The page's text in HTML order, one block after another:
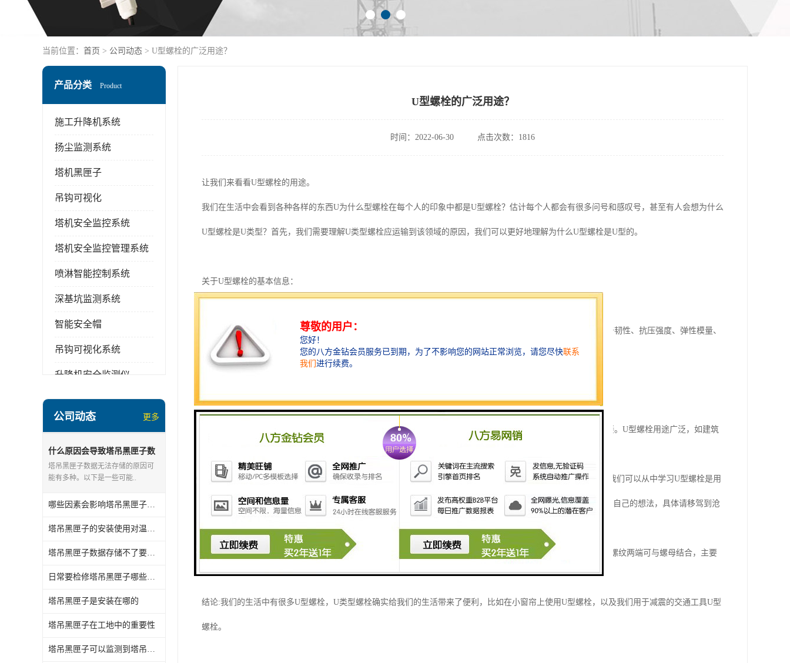
当前位置： 首页 > 公司动态 > U型螺栓的广泛用途？
产品分类 Product
施工升降机系统
扬尘监测系统
塔机黑匣子
吊钩可视化
塔机安全监控系统
塔机安全监控管理系统
喷淋智能控制系统
深基坑监测系统
智能安全帽
吊钩可视化系统
升降机安全监测仪
公司动态 更多
什么原因会导致塔吊黑匣子数
据存储不了
塔吊黑匣子数据无法存储的原因可
能有多种。以下是一些可能..
哪些因素会影响塔吊黑匣子的使用寿命
塔吊黑匣子的安装使用对温度有什么要求
塔吊黑匣子数据存储不了要怎么处理
日常要检修塔吊黑匣子哪些地方
塔吊黑匣子是安装在哪的
塔吊黑匣子在工地中的重要性
塔吊黑匣子可以监测到塔吊发生哪些故障
U型螺栓的广泛用途？
时间：2022-06-30 点击次数：1816
让我们来看看U型螺栓的用途。
我们在生活中会看到各种各样的东西U为什么型螺栓在每个人的印象中都是U型螺栓？估计每个人都会有很多问号和感叹号，甚至有人会想为什么
U型螺栓是U类型？首先，我们需要理解U类型螺栓应运输到该领域的原因，我们可以更好地理解为什么U型螺栓是U型的。
关于U型螺栓的基本信息：
有关U型螺栓的信息使我们能够处理U型螺栓有更好的了解：根据使用环境确定U材料性能、密度、弯曲强度、冲击韧性、抗压强度、弹性模量、
抗拉强度、抗温性和颜色。
主要形状：半圆形、方直角、三角形、斜三角形等。
U型螺栓的应用领域如下：U型螺栓一般用于货车，用于汽车底盘和车架的稳定。例如，钢板弹簧由U形状螺栓连接。U型螺栓用途广泛，如建筑
安装、机械附件连接、车辆、船舶、桥梁、隧道、铁路等。
从上面的U就型螺栓的应用而言，我们主要关注汽车的单一领域，我们知道U型螺栓用于固定汽车的底盘和框架，我们可以从中学习U型螺栓是用
来固定某一部分的，所以让某一部分不存在，比如超载或物体超重和坠落。发挥固定的压缩能力，这些只是小编辑自己的想法，具体请移驾到沧
州宇正咨询我们的客服人员。
U型螺栓的加工工艺一般分为冷弯螺栓和热弯螺栓，u型螺栓，即骑马螺栓，是非标准件，形状为U形又称U螺栓、螺纹两端可与螺母结合，主要
用于固定水管或汽车钢板弹簧等管道，因为其固定物体就像人骑马，所以称为骑马螺栓。
结论:我们的生活中有很多U型螺栓，U类型螺栓确实给我们的生活带来了便利，比如在小窗帘上使用U型螺栓，以及我们用于减震的交通工具U型
螺栓。